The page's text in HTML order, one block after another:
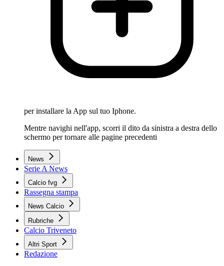
per installare la App sul tuo Iphone.
Mentre navighi nell'app, scorri il dito da sinistra a destra dello
schermo per tornare alle pagine precedenti
News
Serie A News
Calcio fvg
Rassegna stampa
News Calcio
Rubriche
Calcio Triveneto
Altri Sport
Redazione